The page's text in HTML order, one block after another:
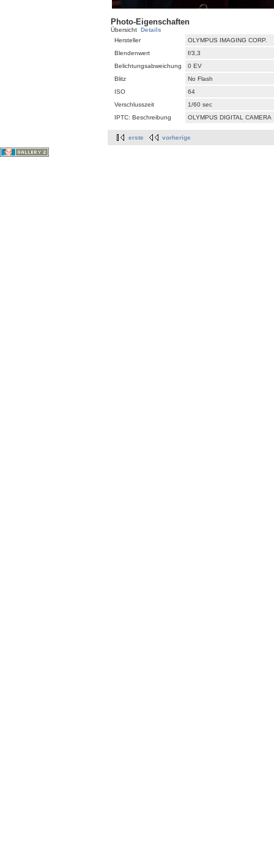
Photo-Eigenschaften
Übersicht Details
Hersteller
OLYMPUS IMAGING CORP.
Blendenwert
f/3,3
Belichtungsabweichung
0 EV
Blitz
No Flash
ISO
64
Verschlusszeit
1/60 sec
IPTC: Beschreibung
OLYMPUS DIGITAL CAMERA
erste vorherige